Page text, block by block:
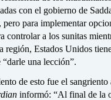
con el gobierno de
pero para implementar
controlar a los sunitas
región, Estados Unidos
“darle una lección”.
de esto fue el
informó: “Al final de la